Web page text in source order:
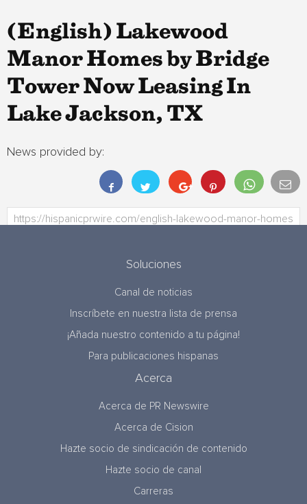
(English) Lakewood
Manor Homes by Bridge
Tower Now Leasing In
Lake Jackson, TX
News provided by:
Soluciones
Canal de noticias
Inscríbete en nuestra lista de prensa
¡Añada nuestro contenido a tu página!
Para publicaciones hispanas
Acerca
Acerca de PR Newswire
Acerca de Cision
Hazte socio de sindicación de contenido
Hazte socio de canal
Carreras